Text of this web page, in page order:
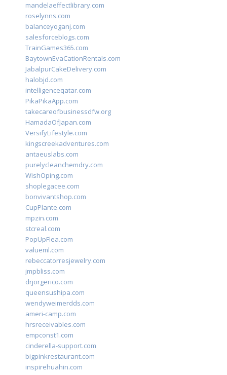
mandelaeffectlibrary.com
roselynns.com
balanceyoganj.com
salesforceblogs.com
TrainGames365.com
BaytownEvaCationRentals.com
JabalpurCakeDelivery.com
halobjd.com
intelligenceqatar.com
PikaPikaApp.com
takecareofbusinessdfw.org
HamadaOfJapan.com
VersifyLifestyle.com
kingscreekadventures.com
antaeuslabs.com
purelycleanchemdry.com
WishOping.com
shoplegacee.com
bonvivantshop.com
CupPlante.com
mpzin.com
stcreal.com
PopUpFlea.com
valueml.com
rebeccatorresjewelry.com
jmpbliss.com
drjorgerico.com
queensushipa.com
wendyweimerdds.com
ameri-camp.com
hrsreceivables.com
empconst1.com
cinderella-support.com
bigpinkrestaurant.com
inspirehuahin.com